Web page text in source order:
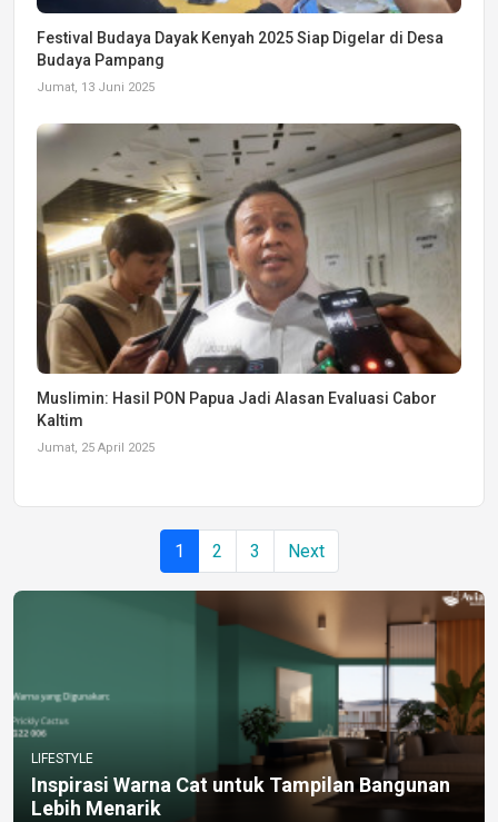
Festival Budaya Dayak Kenyah 2025 Siap Digelar di Desa
Budaya Pampang
Jumat, 13 Juni 2025
Muslimin: Hasil PON Papua Jadi Alasan Evaluasi Cabor
Kaltim
Jumat, 25 April 2025
1 2 3 Next
LIFESTYLE
Inspirasi Warna Cat untuk Tampilan Bangunan
Lebih Menarik